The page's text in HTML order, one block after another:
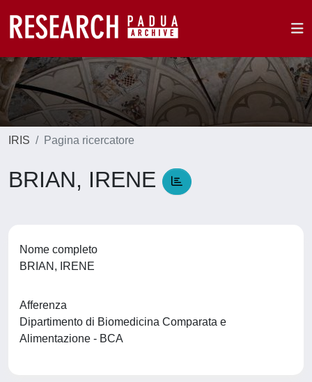
IRIS Pagina ricercatore
BRIAN, IRENE
Nome completo
BRIAN, IRENE
Afferenza
Dipartimento di Biomedicina Comparata e
Alimentazione - BCA